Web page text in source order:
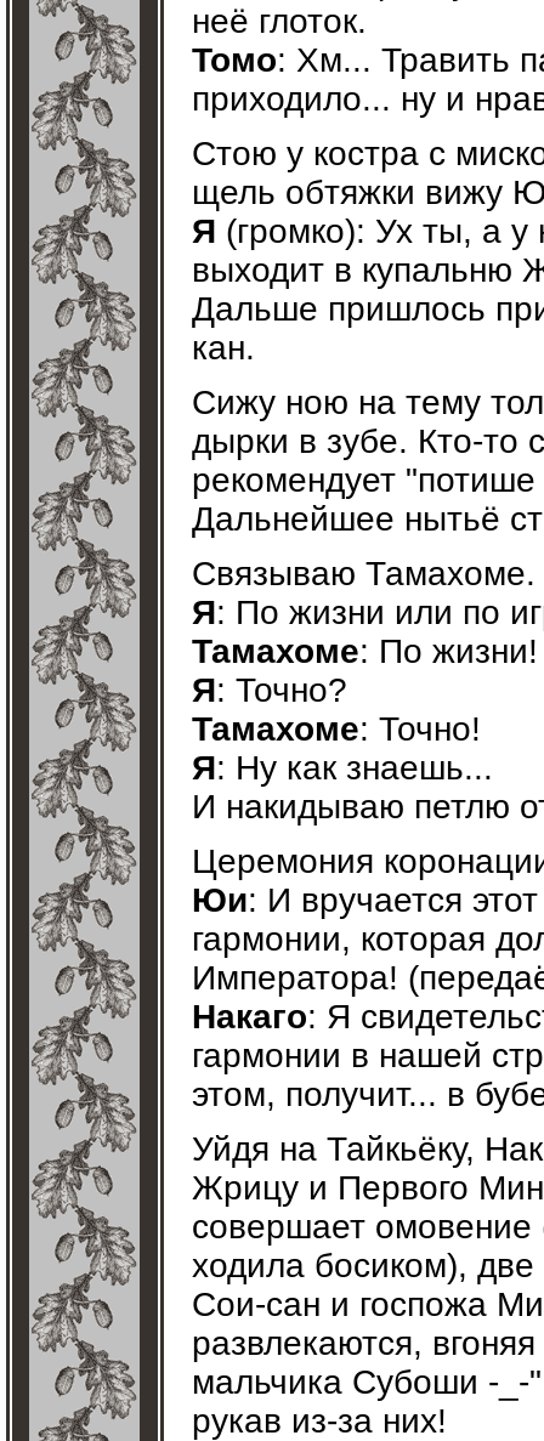
неё глоток.
Томо: Хм... Травить
приходило... ну и
Стою у костра с
щель обтяжки вижу
Я (громко): Ух ты, а у
выходит в купальню
Дальше пришлось
кан.
Сижу ною на тему
дырки в зубе. Кто-то
рекомендует
Дальнейшее нытьё
Связываю Тамахоме.
Я: По жизни или по
Тамахоме: По жизни!
Я: Точно?
Тамахоме: Точно!
Я: Ну как знаешь...
И накидываю петлю
Церемония
Юи: И вручается
гармонии, которая
Императора!
Накаго: Я
гармонии в нашей
этом, получит... в
Уйдя на Тайкьёку,
Жрицу и Первого
совершает омовение
ходила босиком),
Сои-сан и госпожа
развлекаются,
мальчика Субоши -_-
рукав из-за них!